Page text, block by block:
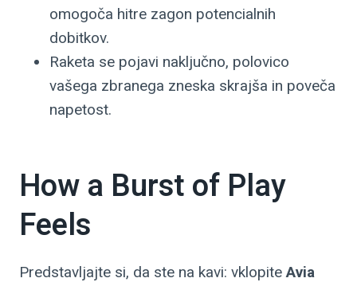
omogoča hitre zagon potencialnih
dobitkov.
Raketa se pojavi naključno, polovico
vašega zbranega zneska skrajša in poveča
napetost.
How a Burst of Play
Feels
Predstavljajte si, da ste na kavi: vklopiteAvia